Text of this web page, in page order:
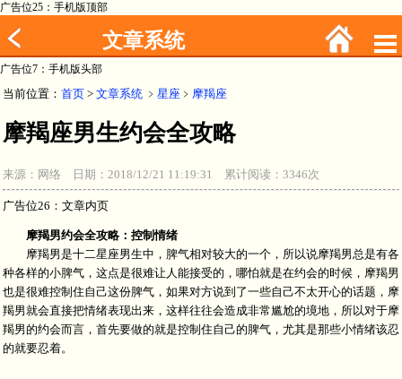
广告位25：手机版顶部
文章系统
广告位7：手机版头部
当前位置： 首页 > 文章系统 ﹥ 星座 ﹥ 摩羯座
摩羯座男生约会全攻略
来源：网络 日期：2018/12/21 11:19:31 累计阅读：3346次
广告位26：文章内页
摩羯男约会全攻略：控制情绪
摩羯男是十二星座男生中，脾气相对较大的一个，所以说摩羯男总是有各
种各样的小脾气，这点是很难让人能接受的，哪怕就是在约会的时候，摩羯男
也是很难控制住自己这份脾气，如果对方说到了一些自己不太开心的话题，摩
羯男就会直接把情绪表现出来，这样往往会造成非常尴尬的境地，所以对于摩
羯男的约会而言，首先要做的就是控制住自己的脾气，尤其是那些小情绪该忍
的就要忍着。